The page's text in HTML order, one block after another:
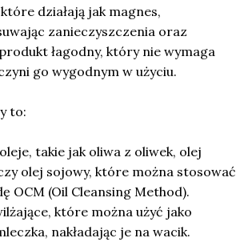
działają jak magnes,
zanieczyszczenia oraz
łagodny, który nie wymaga
go wygodnym w użyciu.
to:
takie jak oliwa z oliwek, olej
olej sojowy, które można stosować
OCM (Oil Cleansing Method).
które można użyć jako
nakładając je na wacik.